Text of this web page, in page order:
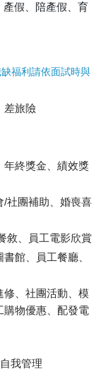
假、陪產假、育
福利請依面試時與
差旅險
年終獎金、績效獎
/社團補助、婚喪喜
敘、員工電影欣賞
館、員工餐廳、
修、社團活動、模
購物優惠、配發電
我管理